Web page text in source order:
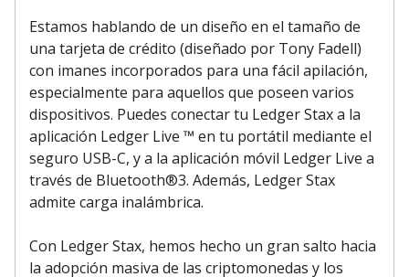
Estamos hablando de un diseño en el tamaño de
una tarjeta de crédito (diseñado por Tony Fadell)
con imanes incorporados para una fácil apilación,
especialmente para aquellos que poseen varios
dispositivos. Puedes conectar tu Ledger Stax a la
aplicación Ledger Live ™ en tu portátil mediante el
seguro USB-C, y a la aplicación móvil Ledger Live a
través de Bluetooth®3. Además, Ledger Stax
admite carga inalámbrica.
Con Ledger Stax, hemos hecho un gran salto hacia
la adopción masiva de las criptomonedas y los